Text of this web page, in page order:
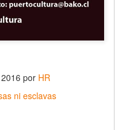
por HR
ni esclavas